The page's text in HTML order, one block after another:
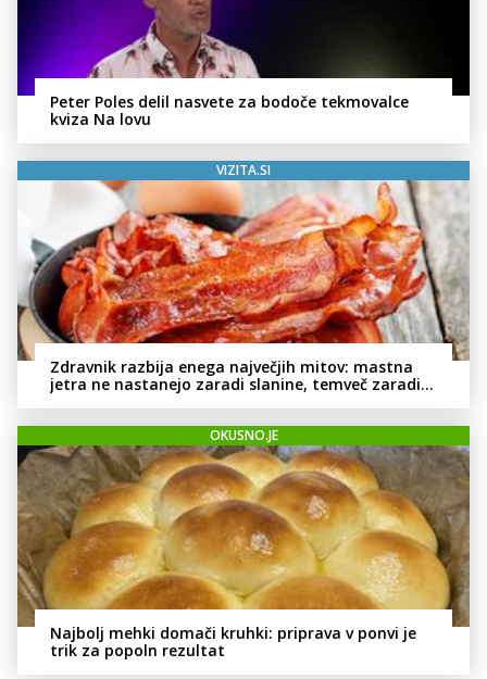
Peter Poles delil nasvete za bodoče tekmovalce
kviza Na lovu
VIZITA.SI
Zdravnik razbija enega največjih mitov: mastna
jetra ne nastanejo zaradi slanine, temveč zaradi
OKUSNO.JE
Najbolj mehki domači kruhki: priprava v ponvi je
trik za popoln rezultat